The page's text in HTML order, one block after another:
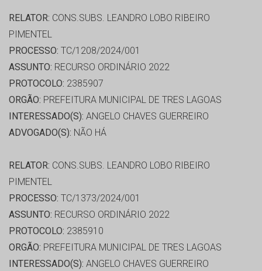
RELATOR: CONS.SUBS. LEANDRO LOBO RIBEIRO
PIMENTEL
PROCESSO: TC/1208/2024/001
ASSUNTO: RECURSO ORDINÁRIO 2022
PROTOCOLO: 2385907
ORGÃO: PREFEITURA MUNICIPAL DE TRES LAGOAS
INTERESSADO(S): ANGELO CHAVES GUERREIRO
ADVOGADO(S): NÃO HÁ
RELATOR: CONS.SUBS. LEANDRO LOBO RIBEIRO
PIMENTEL
PROCESSO: TC/1373/2024/001
ASSUNTO: RECURSO ORDINÁRIO 2022
PROTOCOLO: 2385910
ORGÃO: PREFEITURA MUNICIPAL DE TRES LAGOAS
INTERESSADO(S): ANGELO CHAVES GUERREIRO